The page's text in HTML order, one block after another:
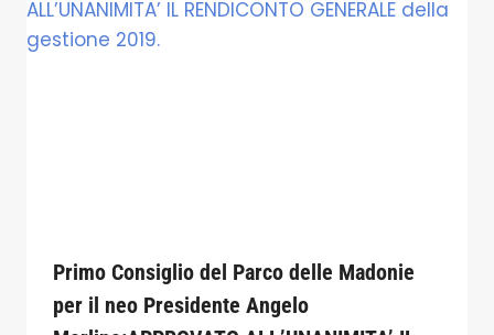
Primo Consiglio del Parco delle Madonie
per il neo Presidente Angelo